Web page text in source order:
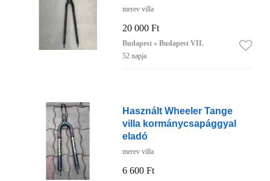
merev villa
20 000 Ft
Budapest » Budapest VII.
52 napja
Használt Wheeler Tange
villa kormánycsapággyal
eladó
merev villa
6 600 Ft